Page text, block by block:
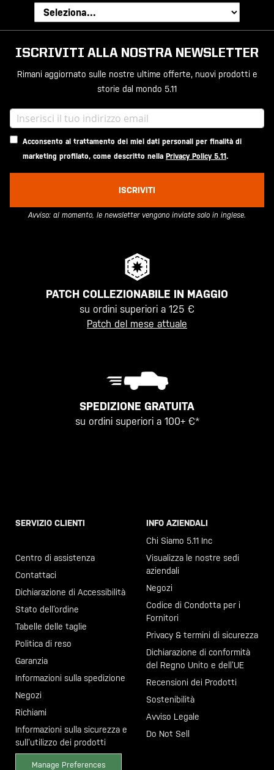
ISCRIVITI ALLA NOSTRA NEWSLETTER
Rimani aggiornato sulle nostre ultime offerte, nuovi prodotti e
storie dal mondo 5.11
Acconsento al trattamento dei miei dati personali per finalità di
marketing profilato, come descritto nella Privacy Policy 5.11.
ISCRIVITI
Avviso: al momento, le newsletter vengono inviate solo in inglese.
PATCH COLLEZIONABILE IN MAGGIO
su ordini superiori a 125 €
Patch del mese attuale
SPEDIZIONE GRATUITA
su ordini superiori a 100+ €*
SERVIZIO CLIENTI
Centro di assistenza
Contattaci
Dichiarazione di Accessibilità
Stato dell’ordine
Tabelle delle taglie
Politica di reso
Garanzia
Informazioni sulla spedizione
Negozi
Richiami
Informazioni sulla sicurezza e
sull’utilizzo dei prodotti
Manage Preferences
INFO AZIENDALI
Chi Siamo 5.11 Inc
Visualizza le nostre sedi
aziendali
Negozi
Codice di Condotta per i
Fornitori
Privacy & termini di sicurezza
Dichiarazione di conformità
del Regno Unito e dell’UE
Recensioni dei Prodotti
Sostenibilità
Avviso Legale
Do Not Sell